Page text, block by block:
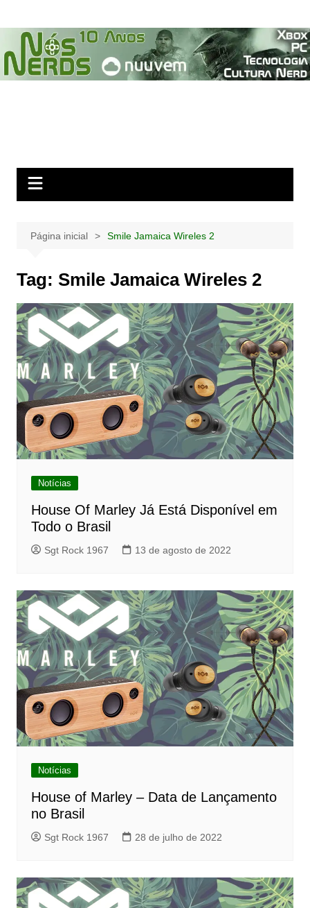
para
conteúdo
Página inicial Smile Jamaica Wireles 2
Tag: Smile Jamaica Wireles 2
Notícias
House Of Marley Já Está Disponível em
Todo o Brasil
Sgt Rock 1967 13 de agosto de 2022
Notícias
House of Marley – Data de Lançamento
no Brasil
Sgt Rock 1967 28 de julho de 2022